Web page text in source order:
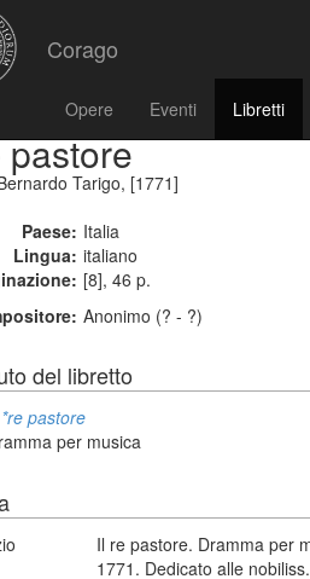
Corago
Opere Eventi Libretti
pastore
Tarigo, [1771]
Paese: Italia
Lingua: italiano
[8], 46 p.
Anonimo (? - ?)
del libretto
pastore
per musica
Il re pastore. Dramma per
1771. Dedicato alle